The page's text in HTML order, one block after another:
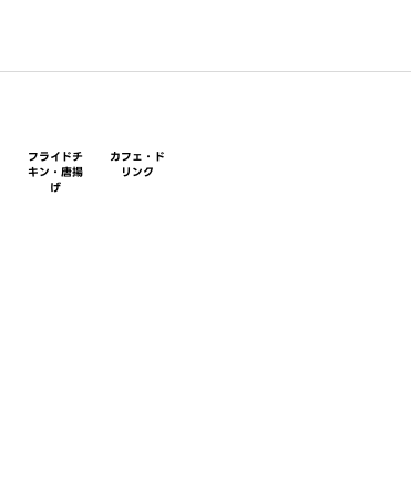
フライドチ
キン・唐揚
げ
カフェ・ド
リンク